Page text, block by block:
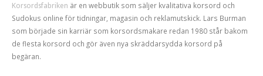
Korsordsfabriken är en webbutik som säljer kvalitativa korsord och
Sudokus online för tidningar, magasin och reklamutskick. Lars Burman
som började sin karriär som korsordsmakare redan 1980 står bakom
de flesta korsord och gör även nya skräddarsydda korsord på
begäran.